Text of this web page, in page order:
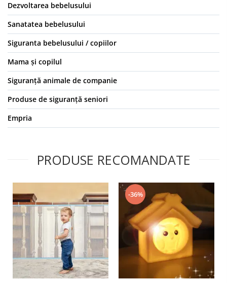
Dezvoltarea bebelusului
Sanatatea bebelusului
Siguranta bebelusului / copiilor
Mama și copilul
Siguranță animale de companie
Produse de siguranță seniori
Empria
PRODUSE RECOMANDATE
-36%